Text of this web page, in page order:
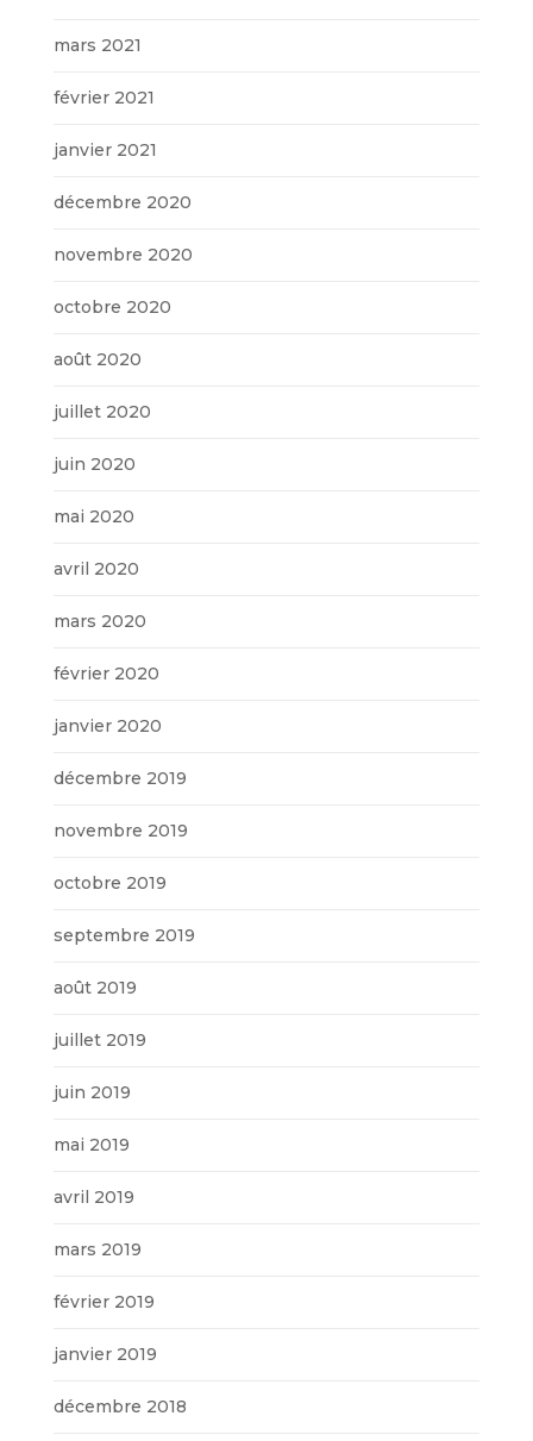
mars 2021
février 2021
janvier 2021
décembre 2020
novembre 2020
octobre 2020
août 2020
juillet 2020
juin 2020
mai 2020
avril 2020
mars 2020
février 2020
janvier 2020
décembre 2019
novembre 2019
octobre 2019
septembre 2019
août 2019
juillet 2019
juin 2019
mai 2019
avril 2019
mars 2019
février 2019
janvier 2019
décembre 2018